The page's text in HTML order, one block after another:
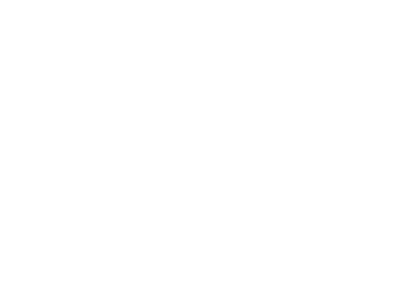
Izbový servis, služba prania bielizne a služba žehlenia bielizne
sú k dispozícii lehátka a slnečníky (prípadne za poplatok).
poplatok. Slnečná terasa a solárium prípadne za poplatok.
Niektoré služby sú závislé od ročného obdobia a od miestnych
varnou kanvicou (prípadne za poplatok), minibarom (za
so sprchou.